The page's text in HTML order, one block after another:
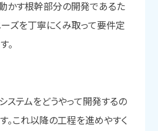
かす根幹部分の開発であるた
ーズを丁寧にくみ取って要件定
。
ステムをどうやって開発するの
。これ以降の工程を進めやすく